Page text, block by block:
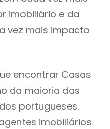
imobiliário e da
vez mais impacto
encontrar Casas
da maioria das
portugueses.
imobiliários